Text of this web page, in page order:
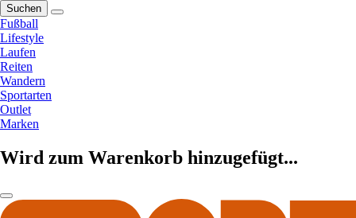
Suchen
Fußball
Lifestyle
Laufen
Reiten
Wandern
Sportarten
Outlet
Marken
Wird zum Warenkorb hinzugefügt...